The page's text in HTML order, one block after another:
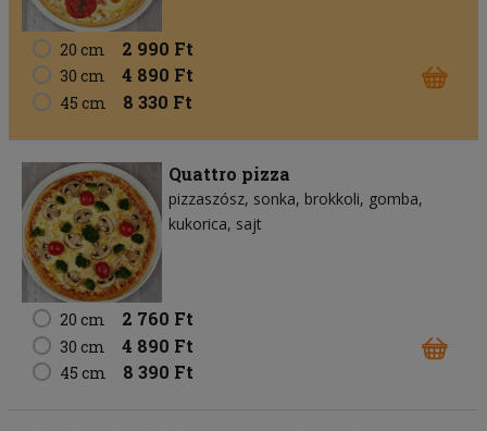
20 cm 2 990 Ft
30 cm 4 890 Ft
45 cm 8 330 Ft
Quattro pizza
pizzaszósz sonka brokkoli gomba
kukorica sajt
20 cm 2 760 Ft
30 cm 4 890 Ft
45 cm 8 390 Ft